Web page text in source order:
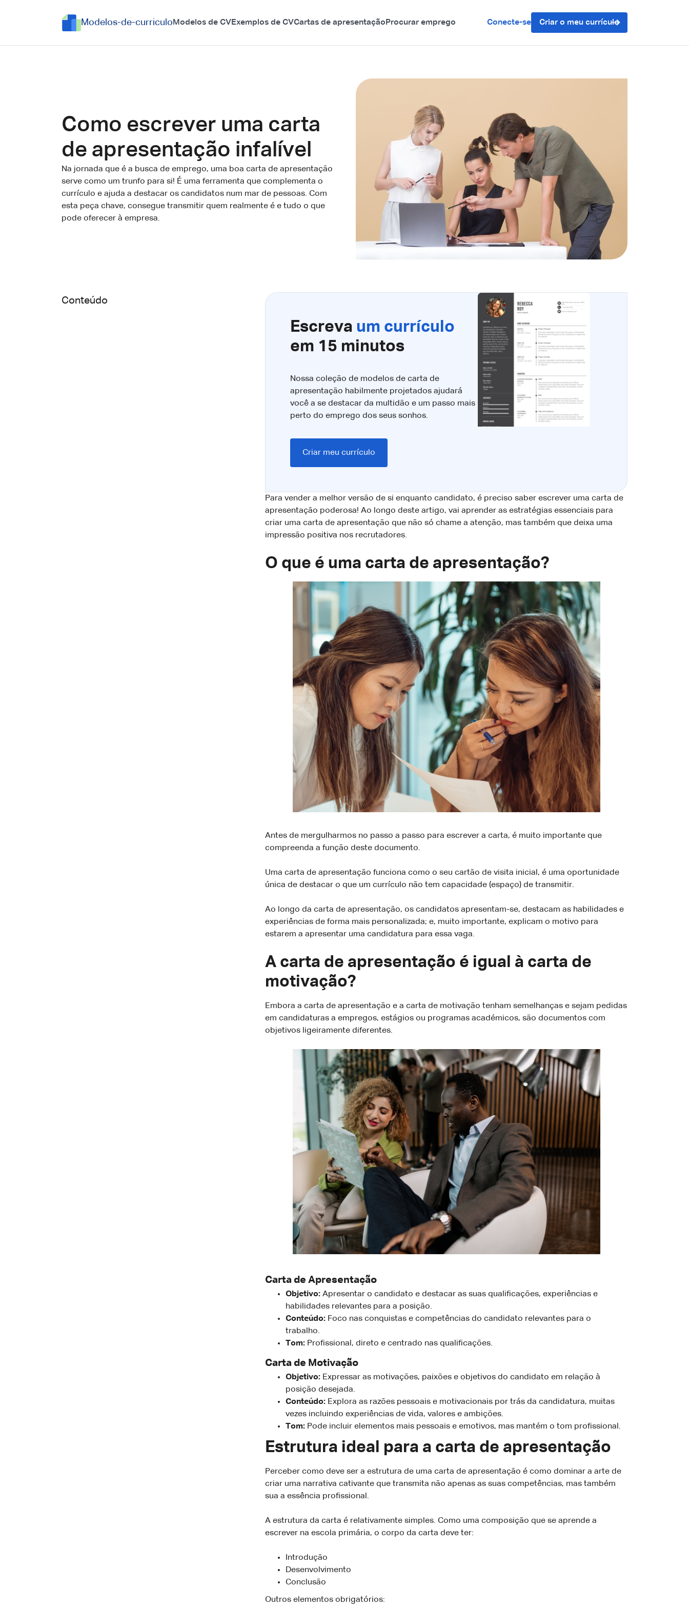
Modelos-de-curriculo Modelos de CVExemplos de CVCartas de apresentação Procurar emprego Conecte-se Criar o meu currículo
Como escrever uma carta
de apresentação infalível
Na jornada que é a busca de emprego, uma boa carta de apresentação
serve como um trunfo para si! É uma ferramenta que complementa o
currículo e ajuda a destacar os candidatos num mar de pessoas. Com
esta peça chave, consegue transmitir quem realmente é e tudo o que
pode oferecer à empresa.
Conteúdo
Escreva um currículo
em 15 minutos
Nossa coleção de modelos de carta de
apresentação habilmente projetados ajudará
você a se destacar da multidão e um passo mais
perto do emprego dos seus sonhos.
Criar meu currículo
Para vender a melhor versão de si enquanto candidato, é preciso saber escrever uma carta de
apresentação poderosa! Ao longo deste artigo, vai aprender as estratégias essenciais para
criar uma carta de apresentação que não só chame a atenção, mas também que deixa uma
impressão positiva nos recrutadores.
O que é uma carta de apresentação?
Antes de mergulharmos no passo a passo para escrever a carta, é muito importante que
compreenda a função deste documento.
Uma carta de apresentação funciona como o seu cartão de visita inicial, é uma oportunidade
única de destacar o que um currículo não tem capacidade (espaço) de transmitir.
Ao longo da carta de apresentação, os candidatos apresentam-se, destacam as habilidades e
experiências de forma mais personalizada; e, muito importante, explicam o motivo para
estarem a apresentar uma candidatura para essa vaga.
A carta de apresentação é igual à carta de
motivação?
Embora a carta de apresentação e a carta de motivação tenham semelhanças e sejam pedidas
em candidaturas a empregos, estágios ou programas académicos, são documentos com
objetivos ligeiramente diferentes.
Carta de Apresentação
Objetivo: Apresentar o candidato e destacar as suas qualificações, experiências e
habilidades relevantes para a posição.
Conteúdo: Foco nas conquistas e competências do candidato relevantes para o
trabalho.
Tom: Profissional, direto e centrado nas qualificações.
Carta de Motivação
Objetivo: Expressar as motivações, paixões e objetivos do candidato em relação à
posição desejada.
Conteúdo: Explora as razões pessoais e motivacionais por trás da candidatura, muitas
vezes incluindo experiências de vida, valores e ambições.
Tom: Pode incluir elementos mais pessoais e emotivos, mas mantém o tom profissional.
Estrutura ideal para a carta de apresentação
Perceber como deve ser a estrutura de uma carta de apresentação é como dominar a arte de
criar uma narrativa cativante que transmita não apenas as suas competências, mas também
sua a essência profissional.
A estrutura da carta é relativamente simples. Como uma composição que se aprende a
escrever na escola primária, o corpo da carta deve ter:
Introdução
Desenvolvimento
Conclusão
Outros elementos obrigatórios: